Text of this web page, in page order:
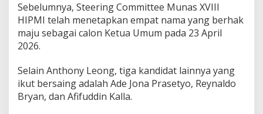
Sebelumnya, Steering Committee Munas XVIII
HIPMI telah menetapkan empat nama yang berhak
maju sebagai calon Ketua Umum pada 23 April
2026.
Selain Anthony Leong, tiga kandidat lainnya yang
ikut bersaing adalah Ade Jona Prasetyo, Reynaldo
Bryan, dan Afifuddin Kalla.